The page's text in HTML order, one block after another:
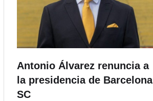
Antonio Álvarez renuncia a
la presidencia de Barcelona
SC